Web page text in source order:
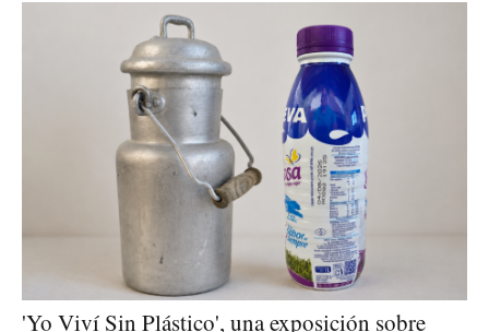
'Yo Viví Sin Plástico', una exposición sobre